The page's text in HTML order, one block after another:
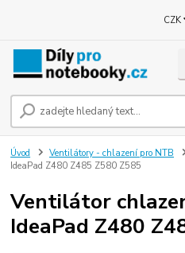
CZK
Úvod Ventilátory - chlazení pro NTB
IdeaPad Z480 Z485 Z580 Z585
Ventilátor
IdeaPad Z480